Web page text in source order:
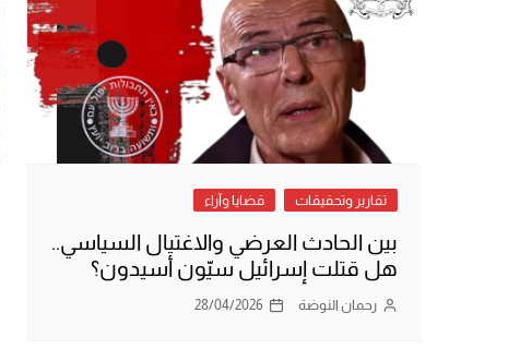
تقارير وتحقيقات قضايا وآراء
بين الحادث العرضي والاغتيال السياسي..
هل قتلت إسرائيل سيّون أسيدون؟
رحمان النوضة 28/04/2026